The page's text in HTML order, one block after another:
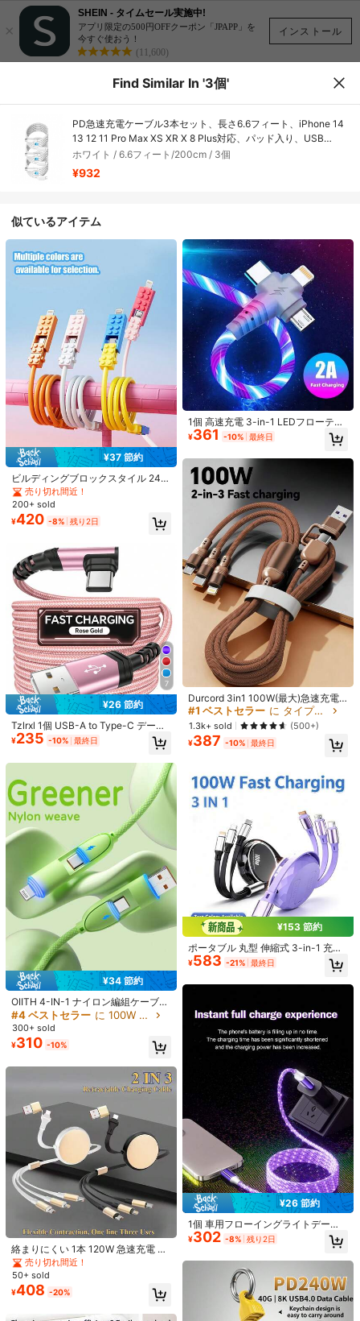
インストール
×
SHEIN - タイムセール実施中!
アプリ限定の500円OFFクーポン「JPAPP」を
今すぐ使おう！
(11,600)
1/8
¥932 -3% ¥961
PD急速充電ケーブル3本セット、長さ6.6フィート、i
Phone 14 13 12 11 Pro Max XS XR X 8 Plus対
応、パッド入り、USB Type-C - Lightningケー
スタイルタイプ
6.6フィート/200cm
サイズ
3個
長さ 200 cm
サイズガイド
お届け先 Japan
送料無料
500 ポイント 付与遅延 お届け予定日:8月15日 - 8月17日
返品無料
安全な支払い · プライバシー保護
Sold by & Ships from: SHEIN
4.33 もっと見る
m***0 カラー: ホワイト / スタイルタイプ: 6.6フィート/200cm / サイズ: 3個
ابثاردعاددعتزعزتززهزهززعددعدعددعدغ
役に立つ(0)
حلوووووووووووووو
役に立つ (0)
ش***د カラー: ホワイト / スタイルタイプ: 6.6フィート/200cm / サイズ: 3個
موكثيريشحن
役に立つ(0)
製品詳細
素材:
もっと見る
4.80 529 フォロワー
4.80
Find Similar In '3個'
PD急速充電ケーブル3本セット、長さ6.6フィート、iPhone 14
13 12 11 Pro Max XS XR X 8 Plus対応、パッド入り、USB
Type-C - Lightningケーブル
ホワイト / 6.6フィート/200cm / 3個
¥932
似ているアイテム
¥37 節約
ビルディングブロックスタイル 240
W(MAX) 超高速充電ケーブル、プレ
ミアム外観 4-in-1 高速充電データケ
ーブル、14-17シリーズ Proシリー
ズ、Pro Max対応、ポータブル充電
器で使用可能、17/16/15/14/13/12/1
1/S24/S23/S22/S21およびその他の
モデルに適しています
売り切れ間近！
200+ sold
¥420 -8% 残り2日
7
¥26 節約
Tzlrxl 1個 USB-A to Type-C データ
ケーブル (90°曲げ) – およびその他
のスマートフォンに対応 (データ転
¥235 -10% 最終日
¥34 節約
OIITH 4-IN-1 ナイロン編組ケーブ
ル、1メートル/3.28フィート/39.37
インチ、MFi認証ケーブル、カーア
クセサリー/旅行必需品、100W（最
大）ナイロン編組ライトニングデー
タケーブル、春/夏の休暇に必須のア
イテム、パーティー用品、母の日/父
の日/イースターのギフト、女の子/
男の子の誕生日プレゼントに最適、1
7/16/15/14/13/12/Pro Maxシリーズ
のスマホ、Galaxy S25 U/Traなど、
Honor X9c、A5 Proなどに適用可
能、ユニバーサル高効率充電アダプ
ター、充電データ同期ケーブル
#4 ベストセラー に 100W ケーブル
300+ sold
¥310 -10%
絡まりにくい 1本 120W 急速充電 3 i
n 1 格納式充電ケーブル iPhone 17 P
ro Max/17 Pro/17/Air/16/15/14/13/1
2/11/XS/XR/8/7/6、S25/S24/S23/S
22/S21 Ultra Plus、シリーズ対応 女
売り切れ間近！
50+ sold
¥408 -20%
1個 高速充電 3-in-1 LEDフローティ
ングライトデータケーブル iPhone 1
7 Pro Max/17 Pro/17/Air/17/16/15/1
4/13/12/11、S25/S24/S23/S22/S2
1/S20 Ultra Plus、シリーズ対応
¥361 -10% 最終日
Durcord 3in1 100W(最大)急速充電
ケーブル、USB A/Type C - Lightnin
g、ナイロンブレード充電コード、
スマートフォン/Android/Type-C、
Micro USB対応、モバイルバッテリ
ー、充電器、ユニバーサル充電器
#1 ベストセラー に タイプC ケーブル
1.3k+ sold (500+)
¥387 -10% 最終日
¥153 節約
ポータブル 丸型 伸縮式 3-in-1 充電
ケーブル、100W急速充電 1.2M 長さ
マルチインターフェース データケー
ブル、車、家庭、アウトドア旅行に
¥583 -21% 最終日
¥26 節約
1個 車用フローイングライトデータ
ケーブル、スマホ急速充電ケーブ
ル、カラフルなランニングライト発
ライト急速充電ケーブル、3.28ft/1
m、母の日/父の日/イースターギフ
ト、耐久性のあるTPE充電データケ
ーブル、/Ultra/S24/S23 Ultra/S23/
S22/S21シリーズ対応
¥302 -8% 残り2日